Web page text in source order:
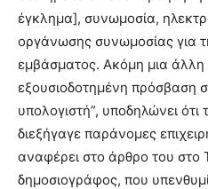
έγκλημα], συνωμοσία,
οργάνωσης συνωμοσίας για
εμβάσματος. Ακόμη μια άλλη
εξουσιοδοτημένη πρόσβαση
υπολογιστή”, υποδηλώνει ότι
διεξήγαγε παράνομες
αναφέρει στο άρθρο του στο
δημοσιογράφος, που